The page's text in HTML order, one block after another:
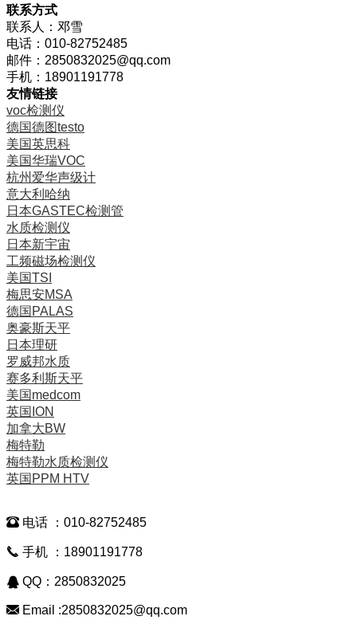
联系方式
联系人：邓雪
电话：010-82752485
邮件：2850832025@qq.com
手机：18901191778
友情链接
voc检测仪
德国德图testo
美国英思科
美国华瑞VOC
杭州爱华声级计
意大利哈纳
日本GASTEC检测管
水质检测仪
日本新宇宙
工频磁场检测仪
美国TSI
梅思安MSA
德国PALAS
奥豪斯天平
日本理研
罗威邦水质
赛多利斯天平
美国medcom
英国ION
加拿大BW
梅特勒
梅特勒水质检测仪
英国PPM HTV
 电话 ：010-82752485
 手机 ：18901191778
 QQ：2850832025
 Email :2850832025@qq.com